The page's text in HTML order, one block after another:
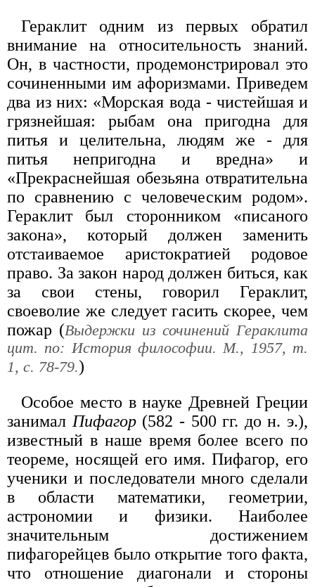
Гераклит одним из первых обратил
внимание на относительность знаний.
Он, в частности, продемонстрировал это
сочиненными им афоризмами. Приведем
два из них: «Морская вода - чистейшая и
грязнейшая: рыбам она пригодна для
питья и целительна, людям же - для
питья непригодна и вредна» и
«Прекраснейшая обезьяна отвратительна
по сравнению с человеческим родом».
Гераклит был сторонником «писаного
закона», который должен заменить
отстаиваемое аристократией родовое
право. За закон народ должен биться, как
за свои стены, говорил Гераклит,
своеволие же следует гасить скорее, чем
пожар (Выдержки из сочинений Гераклита
цит. по: История философии. М., 1957, т.
1, с. 78-79.)
Особое место в науке Древней Греции
занимал Пифагор(582 - 500 гг. до н. э.),
известный в наше время более всего по
теореме, носящей его имя. Пифагор, его
ученики и последователи много сделали
в области математики, геометрии,
астрономии и физики. Наиболее
значительным достижением
пифагорейцев было открытие того факта,
что отношение диагонали и стороны